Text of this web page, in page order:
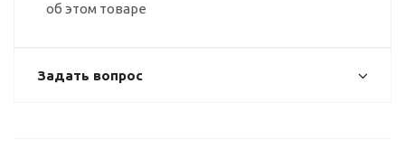
об этом товаре
Задать вопрос